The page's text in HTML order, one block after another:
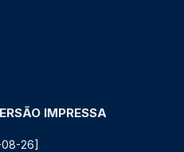
IMPRESSA
08-26]